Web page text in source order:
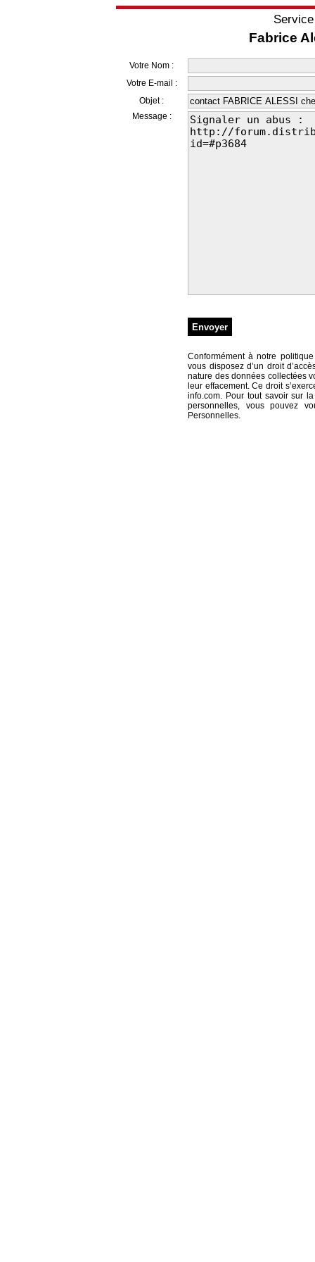
Fabrice
Votre Nom :
Votre E-mail :
Objet :
Message :
Conformément à notre
vous disposez d’un droit
nature des données collectées
leur effacement. Ce droit
info.com. Pour tout savoir sur
personnelles, vous pouvez
Personnelles.